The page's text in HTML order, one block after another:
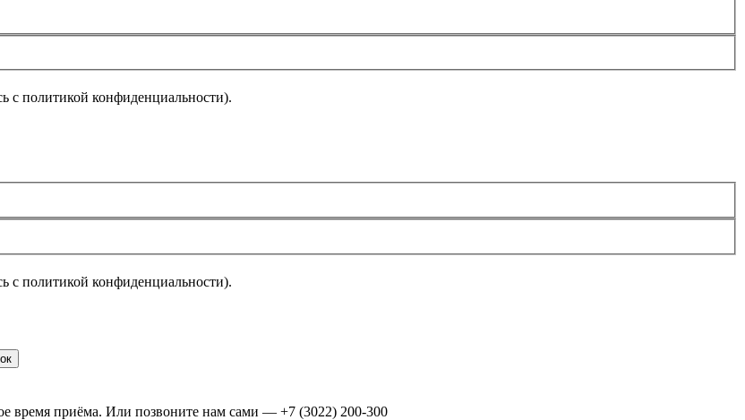
с политикой конфиденциальности).
с политикой конфиденциальности).
время приёма. Или позвоните нам сами — +7 (3022) 200-300